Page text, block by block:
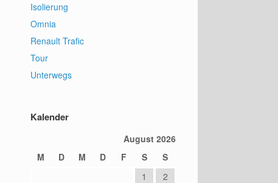
Isolierung
Omnia
Renault Trafic
Tour
Unterwegs
Kalender
August 2026
M
D M D F S
S
1
2